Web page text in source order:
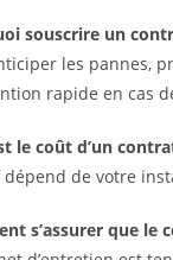
souscrire un
les pannes,
rapide en cas
le coût d’un
dépend de votre
s’assurer que le